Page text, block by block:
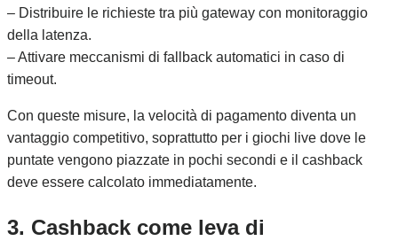
– Distribuire le richieste tra più gateway con monitoraggio
della latenza.
– Attivare meccanismi di fallback automatici in caso di
timeout.
Con queste misure, la velocità di pagamento diventa un
vantaggio competitivo, soprattutto per i giochi live dove le
puntate vengono piazzate in pochi secondi e il cashback
deve essere calcolato immediatamente.
3. Cashback come leva di